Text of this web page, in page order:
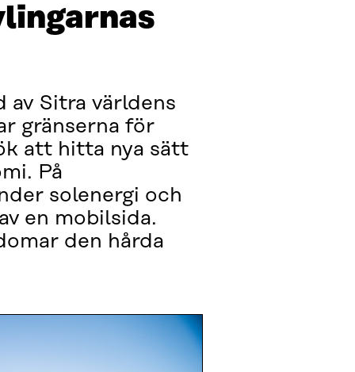
av Sitra världens
gränserna för
att hitta nya sätt
På
solenergi och
en mobilsida.
den hårda